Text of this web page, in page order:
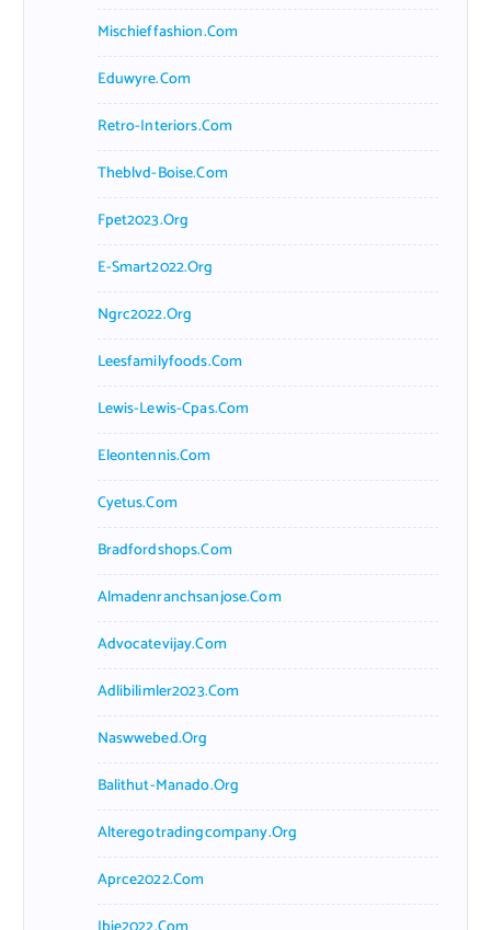
Mischieffashion.com
Eduwyre.com
Retro-Interiors.com
Theblvd-Boise.com
Fpet2023.org
E-Smart2022.org
Ngrc2022.org
Leesfamilyfoods.com
Lewis-Lewis-Cpas.com
Eleontennis.com
Cyetus.com
Bradfordshops.com
Almadenranchsanjose.com
Advocatevijay.com
Adlibilimler2023.com
Naswwebed.org
Balithut-Manado.org
Alteregotradingcompany.org
Aprce2022.com